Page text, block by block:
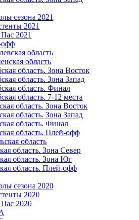
сезона 2021
2021
2021
область
область
область. Зона Восток
область. Зона Запад
область. Финал
область. 7-12 места
область. Зона Восток
область. Зона Запад
область. Финал
область. Плей-офф
область
область. Зона Север
область. Зона Юг
область. Плей-офф
сезона 2020
2020
2020